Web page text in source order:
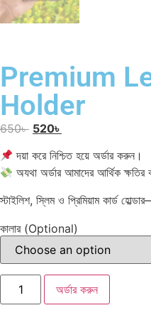
Premium
Holder
650৳ 520৳
দয়া করে নিশ্চিত হয়ে অর্ডার করুন।
অযথা অর্ডার আমাদের আর্থিক ক্ষতির
স্টাইলিশ, স্লিম ও প্রিমিয়াম কার্ড
কালার (Optional)
অর্ডার করুন